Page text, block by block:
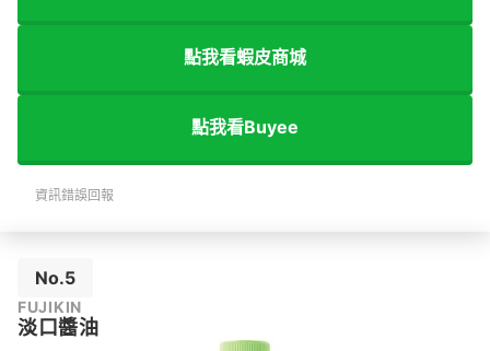
點我看蝦皮商城
點我看Buyee
資訊錯誤回報
No.5
FUJIKIN
淡口醬油